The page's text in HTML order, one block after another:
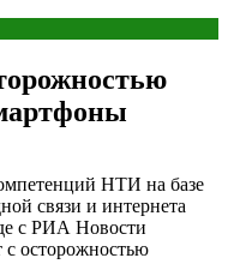
НТИ на базе
связи и интернета
с РИА Новости
с осторожностью